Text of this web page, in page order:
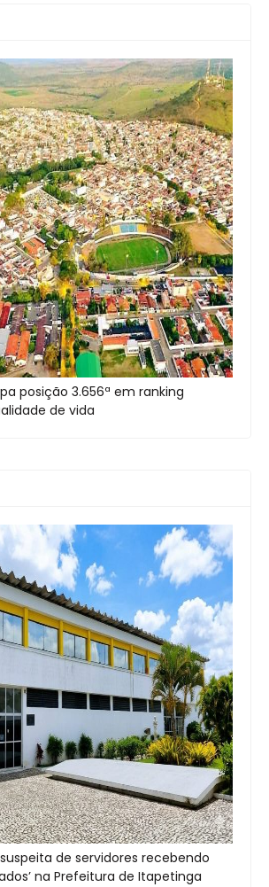
posição 3.656ª em ranking
de vida
de servidores recebendo
na Prefeitura de Itapetinga